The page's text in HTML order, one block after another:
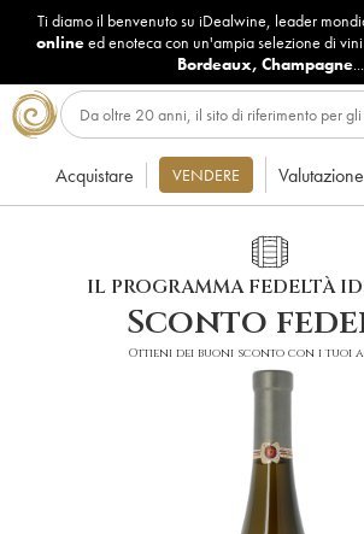
Ti diamo il benvenuto su iDealwine, leader
onlineed enoteca con un'ampia selezione di
Bordeaux, Champagne...
Acquistare VENDERE Valutazione
IL PROGRAMMA FEDELTÀ
Sconto
Ottieni dei buoni sconto con i tuoi